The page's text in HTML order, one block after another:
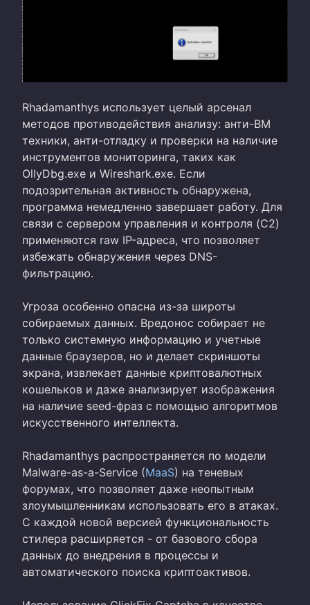
Rhadamanthys использует целый арсенал
методов противодействия анализу: анти-ВМ
техники, анти-отладку и проверки на наличие
инструментов мониторинга, таких как
OllyDbg.exe и Wireshark.exe. Если
подозрительная активность обнаружена,
программа немедленно завершает работу. Для
связи с сервером управления и контроля (C2)
применяются raw IP-адреса, что позволяет
избежать обнаружения через DNS-
фильтрацию.
Угроза особенно опасна из-за широты
собираемых данных. Вредонос собирает не
только системную информацию и учетные
данные браузеров, но и делает скриншоты
экрана, извлекает данные криптовалютных
кошельков и даже анализирует изображения
на наличие seed-фраз с помощью алгоритмов
искусственного интеллекта.
Rhadamanthys распространяется по модели
Malware-as-a-Service (MaaS) на теневых
форумах, что позволяет даже неопытным
злоумышленникам использовать его в атаках.
С каждой новой версией функциональность
стилера расширяется - от базового сбора
данных до внедрения в процессы и
автоматического поиска криптоактивов.